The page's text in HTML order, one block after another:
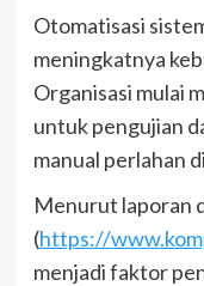
Otomatisasi
meningkatnya
Organisasi mulai
untuk pengujian
manual perlahan
Menurut laporan
(https://
menjadi faktor